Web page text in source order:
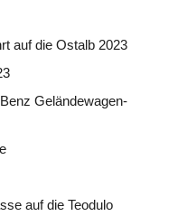
auf die Ostalb 2023
Geländewagen-
auf die Teodulo